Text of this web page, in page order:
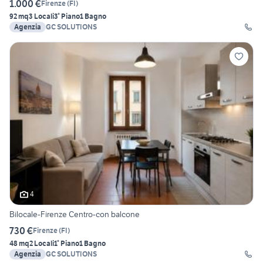
1.000 €Firenze(FI)
92 mq3 Locali3° Piano1 Bagno
Agenzia GC SOLUTIONS
4
Bilocale-Firenze Centro-con balcone
730 €Firenze(FI)
48 mq2 Locali1° Piano1 Bagno
Agenzia GC SOLUTIONS